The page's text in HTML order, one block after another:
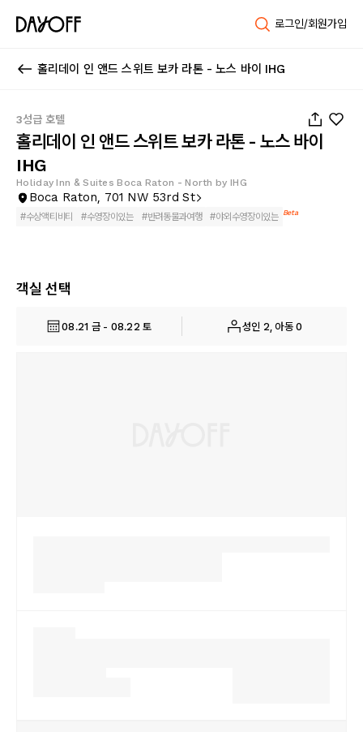
로그인/회원가입
홀리데이 인 앤드 스위트 보카 라톤 - 노스 바이 IHG
3성급 호텔
홀리데이 인 앤드 스위트 보카 라톤 - 노스 바이
IHG
Holiday Inn & Suites Boca Raton - North by IHG
Boca Raton, 701 NW 53rd St
#수상액티비티 #수영장이있는 #반려동물과여행 #야외수영장이있는 Beta
객실 선택
08.21 금 - 08.22 토 성인 2, 아동 0